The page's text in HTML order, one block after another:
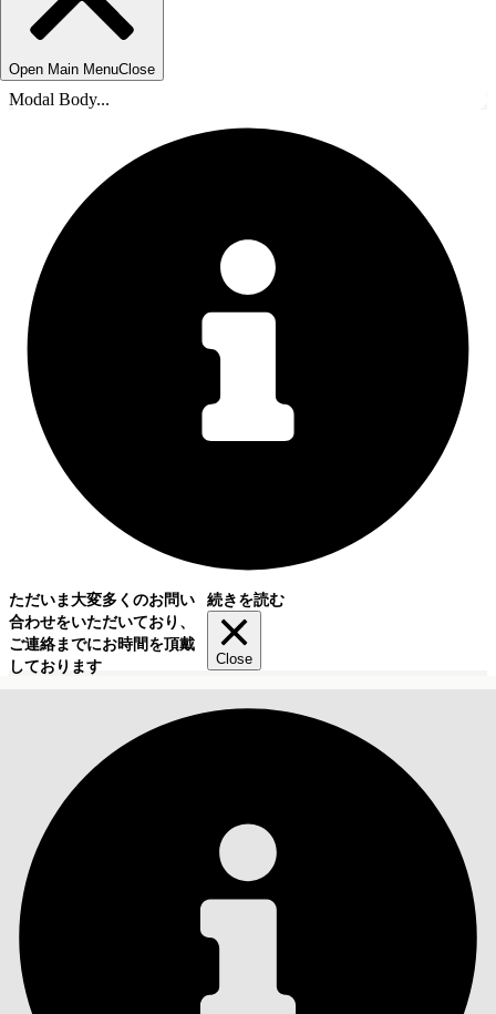
Open Main MenuClose
Modal Body...
ただいま大変多くのお問い
合わせをいただいており、
ご連絡までにお時間を頂戴
しております
続きを読む
Close
目次